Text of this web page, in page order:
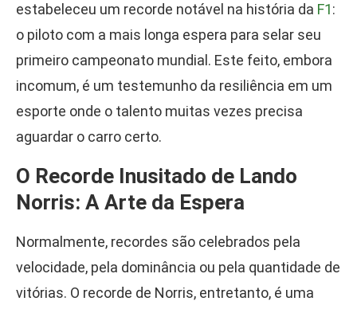
estabeleceu um recorde notável na história da F1:
o piloto com a mais longa espera para selar seu
primeiro campeonato mundial. Este feito, embora
incomum, é um testemunho da resiliência em um
esporte onde o talento muitas vezes precisa
aguardar o carro certo.
O Recorde Inusitado de Lando
Norris: A Arte da Espera
Normalmente, recordes são celebrados pela
velocidade, pela dominância ou pela quantidade de
vitórias. O recorde de Norris, entretanto, é uma